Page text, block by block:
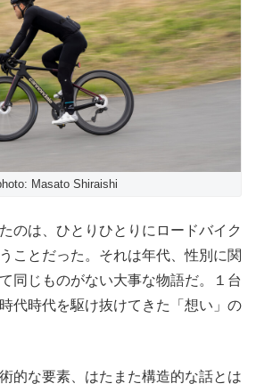
Masato Shiraishi
のは、ひとりひとりにロードバイク
ことだった。それは年代、性別に関
同じものがない大事な物語だ。１台
代時代を駆け抜けてきた「想い」の
的な要素、はたまた構造的な話とは